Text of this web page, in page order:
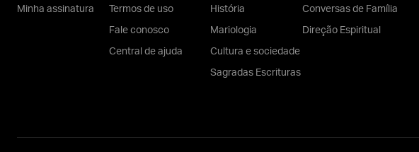
Minha assinatura Termos de uso
Fale conosco
Central de ajuda
História
Mariologia
Cultura e sociedade
Sagradas Escrituras
Conversas de Família
Direção Espiritual